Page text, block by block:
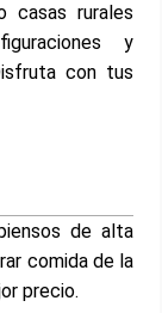
casas rurales
y
con tus
de alta
comida de la
precio.